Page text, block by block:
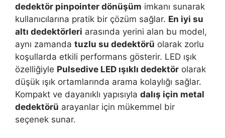
dedektör pinpointer dönüşüm imkanı sunarak
kullanıcılarına pratik bir çözüm sağlar. En iyi su
altı dedektörleri arasında yerini alan bu model,
aynı zamanda tuzlu su dedektörü olarak zorlu
koşullarda etkili performans gösterir. LED ışık
özelliğiyle Pulsedive LED ışıklı dedektör olarak
düşük ışık ortamlarında arama kolaylığı sağlar.
Kompakt ve dayanıklı yapısıyla dalış için metal
dedektörü arayanlar için mükemmel bir
seçenek sunar.